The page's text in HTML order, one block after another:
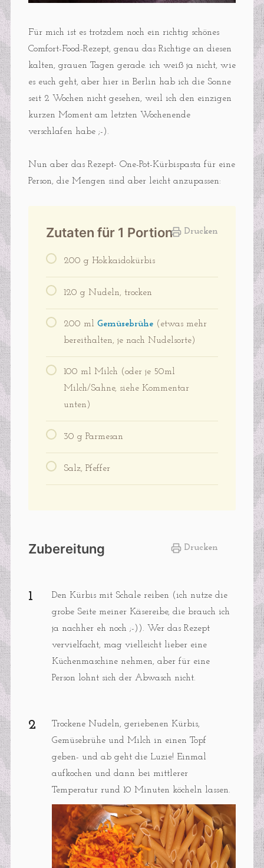
Für mich ist es trotzdem noch ein richtig schönes
Comfort-Food-Rezept, genau das Richtige an diesen
kalten, grauen Tagen gerade. ich weiß ja nicht, wie
es euch geht, aber hier in Berlin hab ich die Sonne
seit 2 Wochen nicht gesehen, weil ich den einzigen
kurzen Moment am letzten Wochenende
verschlafen habe ;-).
Nun aber das Rezept- One-Pot-Kürbispasta für eine
Person, die Mengen sind aber leicht anzupassen:
Drucken
Zutaten für 1 Portion
200 g Hokkaidokürbis
120 g Nudeln, trocken
200 ml Gemüsebrühe(etwas mehr
bereithalten, je nach Nudelsorte)
100 ml Milch (oder je 50ml
Milch/Sahne, siehe Kommentar
unten)
30 g Parmesan
Salz, Pfeffer
Drucken
Zubereitung
Den Kürbis mit Schale reiben (ich nutze die
grobe Seite meiner Käsereibe, die brauch ich
ja nachher eh noch ;-)). Wer das Rezept
vervielfacht, mag vielleicht lieber eine
Küchenmaschine nehmen, aber für eine
Person lohnt sich der Abwasch nicht.
Trockene Nudeln, geriebenen Kürbis,
Gemüsebrühe und Milch in einen Topf
geben- und ab geht die Luzie! Einmal
aufkochen und dann bei mittlerer
Temperatur rund 10 Minuten köcheln lassen.